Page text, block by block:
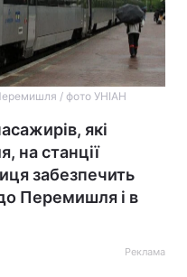
/ фото УНІАН
які
на станції
забезпечить
Перемишля і в
Реклама